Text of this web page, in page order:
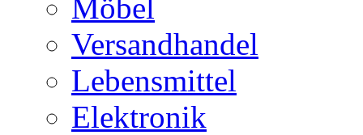
Möbel
Versandhandel
Lebensmittel
Elektronik